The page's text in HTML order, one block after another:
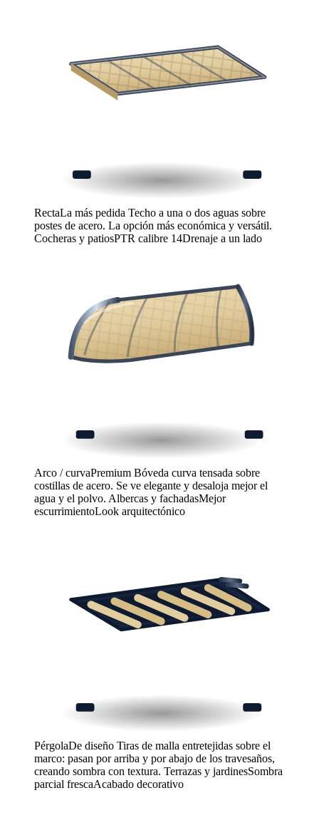
RectaLa más pedida Techo a una o dos aguas sobre
postes de acero. La opción más económica y versátil.
Cocheras y patiosPTR calibre 14Drenaje a un lado
Arco / curvaPremium Bóveda curva tensada sobre
costillas de acero. Se ve elegante y desaloja mejor el
agua y el polvo. Albercas y fachadasMejor
escurrimientoLook arquitectónico
PérgolaDe diseño Tiras de malla entretejidas sobre el
marco: pasan por arriba y por abajo de los travesaños,
creando sombra con textura. Terrazas y jardinesSombra
parcial frescaAcabado decorativo